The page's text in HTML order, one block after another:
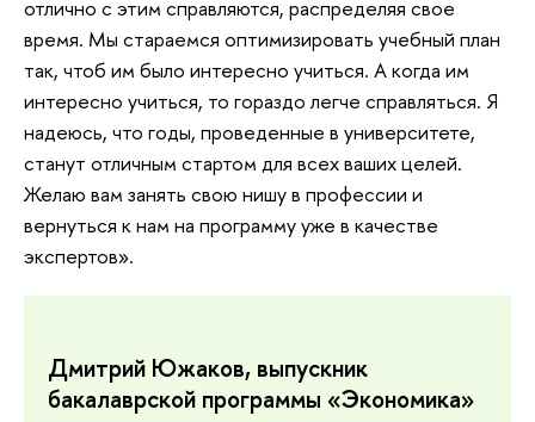
отлично с этим справляются, распределяя свое
время. Мы стараемся оптимизировать учебный план
так, чтоб им было интересно учиться. А когда им
интересно учиться, то гораздо легче справляться. Я
надеюсь, что годы, проведенные в университете,
станут отличным стартом для всех ваших целей.
Желаю вам занять свою нишу в профессии и
вернуться к нам на программу уже в качестве
экспертов».
Дмитрий Южаков, выпускник
бакалаврской программы «Экономика»